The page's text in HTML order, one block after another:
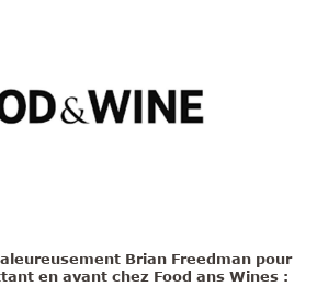
Brian Freedman pour
en avant chez Food ans Wines :